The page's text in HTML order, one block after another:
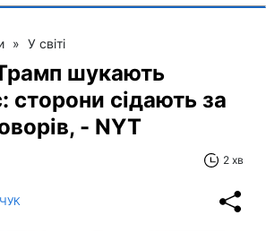
» У світі
шукають
сторони сідають за
- NYT
2 хв